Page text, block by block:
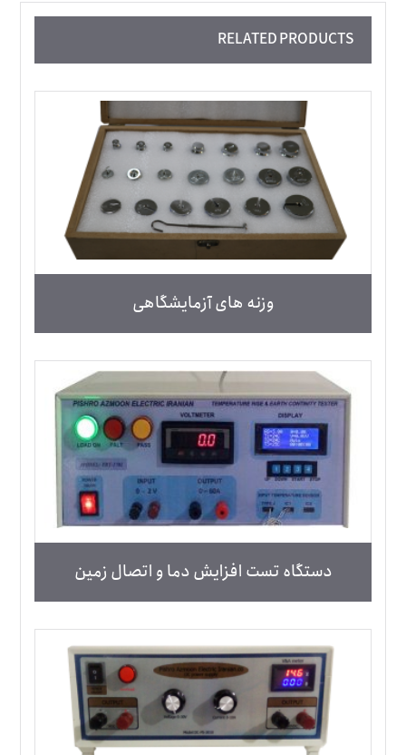
RELATED PRODUCTS
وزنه های آزمایشگاهی
دستگاه تست افزایش دما و اتصال زمین